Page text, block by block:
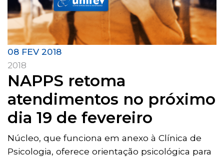
08 FEV 2018
2018
NAPPS retoma
atendimentos no próximo
dia 19 de fevereiro
Núcleo, que funciona em anexo à Clínica de
Psicologia, oferece orientação psicológica para